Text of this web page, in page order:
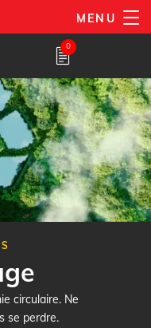
MENU
0
circulaire. Ne
se perdre.